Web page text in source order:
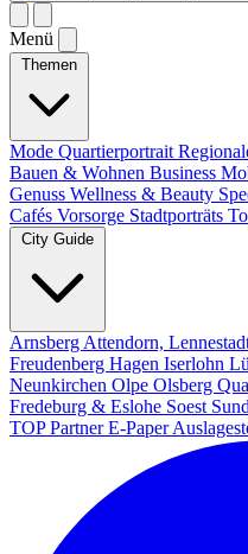
Menü
Themen
Mode Quartierportrait
Bauen & Wohnen Business
Genuss Wellness & Beauty
Cafés Vorsorge Stadtporträts
City Guide
Arnsberg Attendorn,
Freudenberg Hagen Iserlohn
Neunkirchen Olpe Olsberg
Fredeburg & Eslohe Soest
TOP PartnerE-Paper